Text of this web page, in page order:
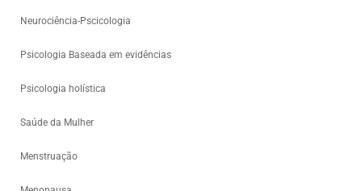
Neurociência-Pscicologia
Psicologia Baseada em evidências
Psicologia holística
Saúde da Mulher
Menstruação